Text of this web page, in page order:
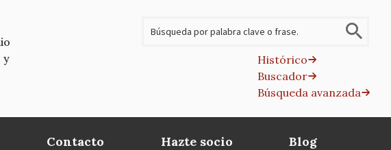
y
Histórico
Buscador
Búsqueda avanzada
Contacto Hazte socio Blog